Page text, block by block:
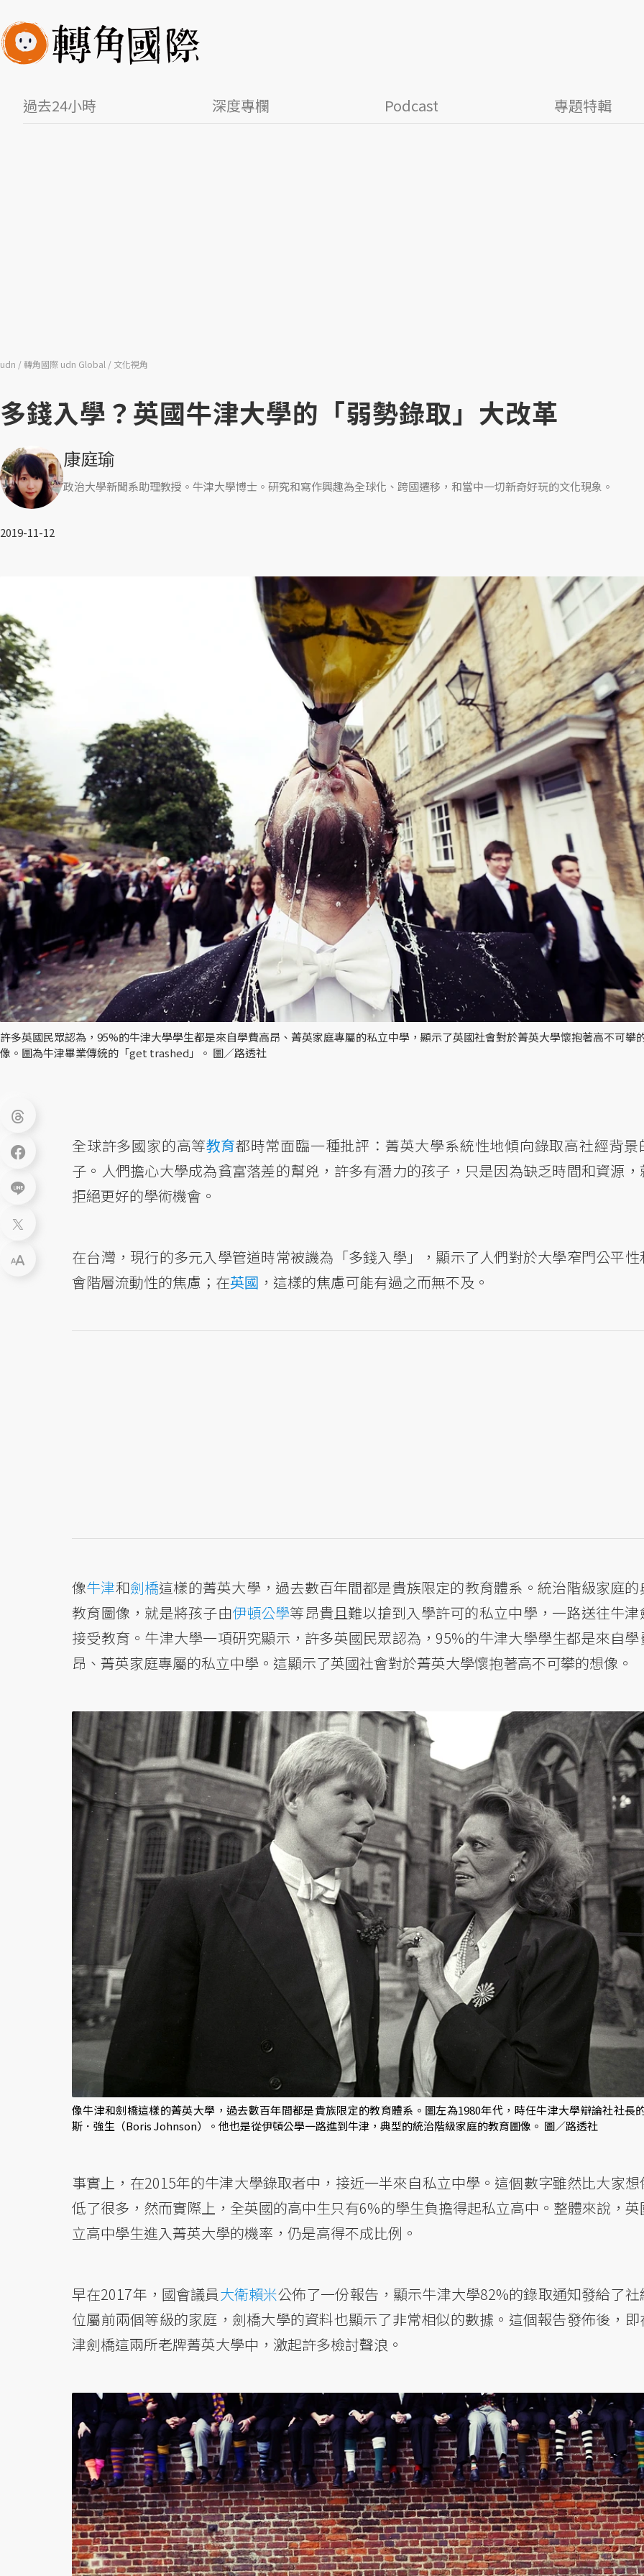
過去24小時 深度專欄 Podcast 專題特輯
udn 轉角國際 udn Global 文化視角
多錢入學？英國牛津大學的「弱勢錄取」大改革
康庭瑜
政治大學新聞系助理教授。牛津大學博士。研究和寫作興趣為全球化、跨國遷移，和當中一切新奇好玩的文化現象。
2019-11-12
許多英國民眾認為，95%的牛津大學學生都是來自學費高昂、菁英家庭專屬的私立中學，顯示了英國社會對於菁英大學懷抱著高不可攀
像。圖為牛津畢業傳統的「get trashed」。 圖／路透社
全球許多國家的高等教育都時常面臨一種批評：菁英大學系統性地傾向錄取高社經背景
子。人們擔心大學成為貧富落差的幫兇，許多有潛力的孩子，只是因為缺乏時間和資源，
拒絕更好的學術機會。
在台灣，現行的多元入學管道時常被譏為「多錢入學」，顯示了人們對於大學窄門公平性
會階層流動性的焦慮；在英國 ，這樣的焦慮可能有過之而無不及。
像牛津和劍橋這樣的菁英大學，過去數百年間都是貴族限定的教育體系。統治階級家庭的
教育圖像，就是將孩子由伊頓公學等昂貴且難以搶到入學許可的私立中學，一路送往牛津
接受教育。牛津大學一項研究顯示，許多英國民眾認為，95%的牛津大學學生都是來自學
昂、菁英家庭專屬的私立中學。這顯示了英國社會對於菁英大學懷抱著高不可攀的想像。
像牛津和劍橋這樣的菁英大學，過去數百年間都是貴族限定的教育體系。圖左為1980年代，時任牛津大學辯論社社長
斯．強生（Boris Johnson）。他也是從伊頓公學一路進到牛津，典型的統治階級家庭的教育圖像。 圖／路透社
事實上，在2015年的牛津大學錄取者中，接近一半來自私立中學。這個數字雖然比大家想
低了很多，然而實際上，全英國的高中生只有6%的學生負擔得起私立高中。整體來說，英
立高中學生進入菁英大學的機率，仍是高得不成比例。
早在2017年，國會議員大衛賴米公佈了一份報告，顯示牛津大學82%的錄取通知發給了社
位屬前兩個等級的家庭，劍橋大學的資料也顯示了非常相似的數據。這個報告發佈後，即
津劍橋這兩所老牌菁英大學中，激起許多檢討聲浪。